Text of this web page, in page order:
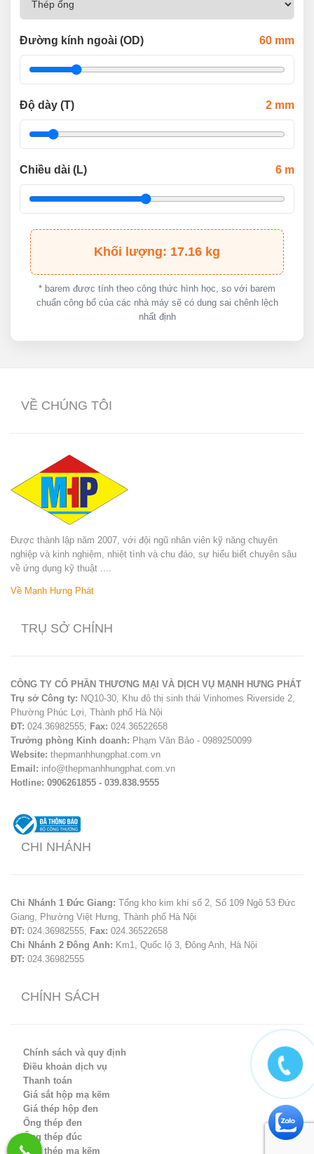
Đường kính ngoài (OD) 60 mm
Độ dày (T) 2 mm
Chiều dài (L) 6 m
Khối lượng: 17.16 kg
* barem được tính theo công thức hình học, so với barem
chuẩn công bố của các nhà máy sẽ có dung sai chênh lệch
nhất định
VỀ CHÚNG TÔI
Được thành lập năm 2007, với đội ngũ nhân viên kỹ năng chuyên
nghiệp và kinh nghiệm, nhiệt tình và chu đáo, sự hiểu biết chuyên sâu
về ứng dụng kỹ thuật ....
Về Mạnh Hưng Phát
TRỤ SỞ CHÍNH
CÔNG TY CỔ PHẦN THƯƠNG MẠI VÀ DỊCH VỤ MẠNH HƯNG PHÁT
Trụ sở Công ty: NQ10-30, Khu đô thị sinh thái Vinhomes Riverside 2,
Phường Phúc Lợi, Thành phố Hà Nội
ĐT: 024.36982555; Fax: 024.36522658
Trưởng phòng Kinh doanh: Phạm Văn Bảo - 0989250099
Website: thepmanhhungphat.com.vn
Email: info@thepmanhhungphat.com.vn
Hotline: 0906261855 - 039.838.9555
CHI NHÁNH
Chi Nhánh 1 Đức Giang: Tổng kho kim khí số 2, Số 109 Ngõ 53 Đức
Giang, Phường Việt Hưng, Thành phố Hà Nội
ĐT: 024.36982555, Fax: 024.36522658
Chi Nhánh 2 Đông Anh: Km1, Quốc lộ 3, Đông Anh, Hà Nội
ĐT: 024.36982555
CHÍNH SÁCH
Chính sách và quy định
Điều khoản dịch vụ
Thanh toán
Giá sắt hộp mạ kẽm
Giá thép hộp đen
Ống thép đen
Ống thép đúc
Ống thép mạ kẽm